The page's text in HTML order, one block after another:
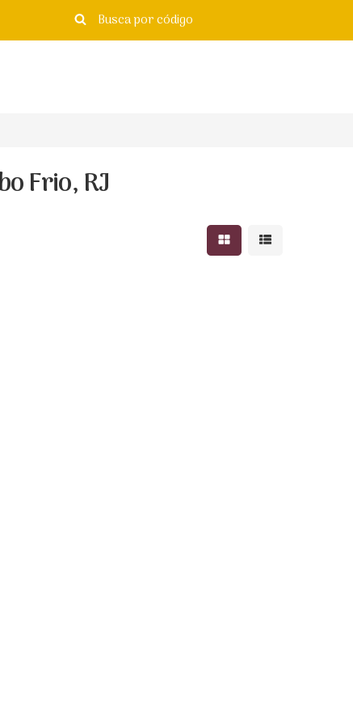
Frio, RJ
Mostrar resultados
Mostrar